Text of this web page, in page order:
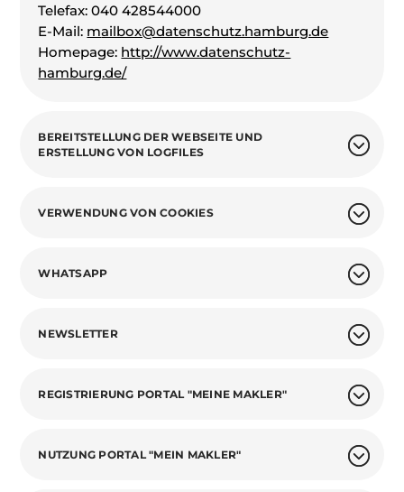
Telefax: 040 428544000
E-Mail: mailbox@datenschutz.hamburg.de
Homepage: http://www.datenschutz-
hamburg.de/
BEREITSTELLUNG DER WEBSEITE UND
ERSTELLUNG VON LOGFILES
VERWENDUNG VON COOKIES
WHATSAPP
NEWSLETTER
REGISTRIERUNG PORTAL "MEINE MAKLER"
NUTZUNG PORTAL "MEIN MAKLER"